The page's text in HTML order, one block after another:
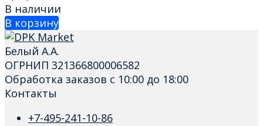
В наличии
В корзину
Белый А.А.
ОГРНИП 321366800006582
Обработка заказов с 10:00 до 18:00
Контакты
+7-495-241-10-86